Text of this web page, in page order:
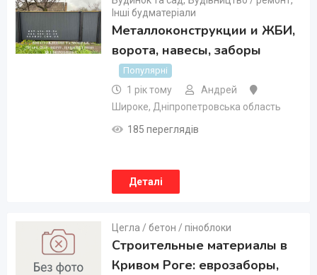
Інші будматеріали
Металлоконструкции и ЖБИ,
ворота, навесы, заборы
Популярні
1 рік тому
Андрей
Широке, Дніпропетровська область
185 переглядів
Деталі
Цегла / бетон / піноблоки
Строительные материалы в
Кривом Роге: еврозаборы,